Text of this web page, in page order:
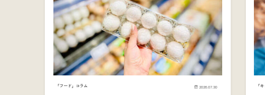
「フード」コラム 2026.07.30 「